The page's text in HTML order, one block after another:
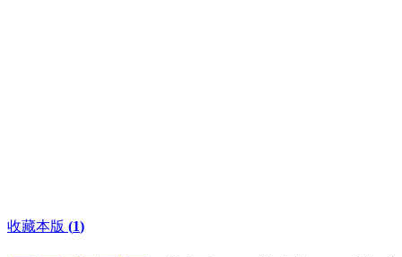
收藏本版 (1)